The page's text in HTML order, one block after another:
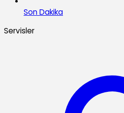
Son Dakika
Servisler